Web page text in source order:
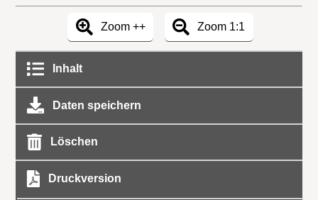
Zoom ++ Zoom 1:1
Inhalt
Daten speichern
Löschen
Druckversion